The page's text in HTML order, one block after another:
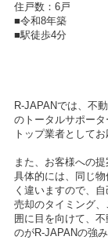
住戸数：6戸
■令和8年築
■駅徒歩4分
R-JAPANでは、不
のトータルサポー
トップ業者としてお
また、お客様への提
具体的には、同じ
く違いますので、
売却のタイミング
囲に目を向けて、
のがR-JAPANの強み